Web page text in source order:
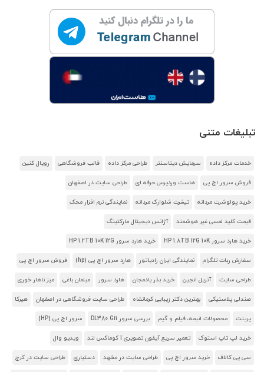
تبلیغات متنی
خدمات مرکز داده سرمایش دیتاسنتر طراحی مرکز داده قالب فروشگاهی رویال کنین
فروش سرور اچ پی هاست وردپرس حرفه ای طراحی سایت در اصفهان
خرید پولوشرت مردانه تیشرت شلوارک مردانه نمایندگی نرم افزار محک
قیمت کلید لمسی غیر هوشمند آژانس دیجیتال مارکتینگ
خرید هارد سرور HP 1.8TB 12G 10K خرید هارد سرور HP 1.2TB 10K 12G
سفارش ربات تلگرام نمایندگی ایران رادیاتور هارد سرور اچ پی (hp) فروش سرور اچ پی
طراحی سایت آنریل انجین خرید بذر بادمجان هارد سرور مبلمان باغی میز ناهار خوری
صندلی پلاستیکی بهترین دکتر زیبایی کرمانشاه طراحی سایت فروشگاهی در اصفهان هیرکا
پرینت محصولات انیمه، فیلم و گیم بررسی سرور DL380 G11 سرور اچ پی (HP)
خرید لپ تاپ استوک تعمیر سریع آیفون تصویری | کوماکس لند ویدیو وال
سی پی کالاف خرید سرور اچ پی طراحی سایت در مشهد دستیاری طراحی سایت در کرج